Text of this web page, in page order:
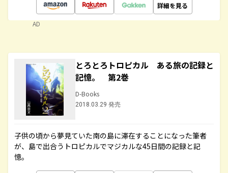
詳細を見る
AD
とろとろトロピカル ある旅の記録と
記憶。 第2巻
D-Books
2018.03.29 発売
子供の頃から夢見ていた南の島に滞在することになった筆者
が、島で出合うトロピカルでマジカルな45日間の記録と記
憶。